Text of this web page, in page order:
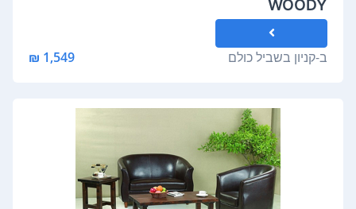
WOODY
ב-קניון בשביל כולם 1,549 ₪